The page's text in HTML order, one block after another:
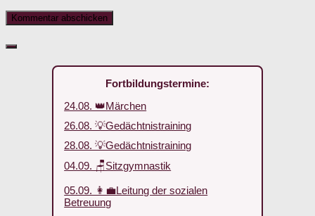
Fortbildungstermine:
24.08. 👑Märchen
26.08. 💡Gedächtnistraining
28.08. 💡Gedächtnistraining
04.09. 🪑Sitzgymnastik
05.09. 👩‍💼Leitung der sozialen
Betreuung